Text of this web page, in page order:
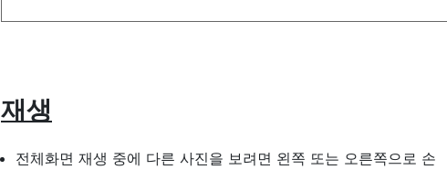
재생
전체화면 재생 중에 다른 사진을 보려면 왼쪽 또는 오른쪽으로 손